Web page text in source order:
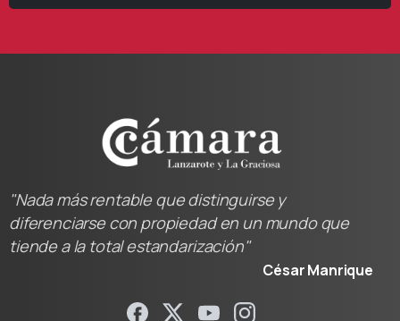
"Nada más rentable que distinguirse y
diferenciarse con propiedad en un mundo que
tiende a la total estandarización"
César Manrique